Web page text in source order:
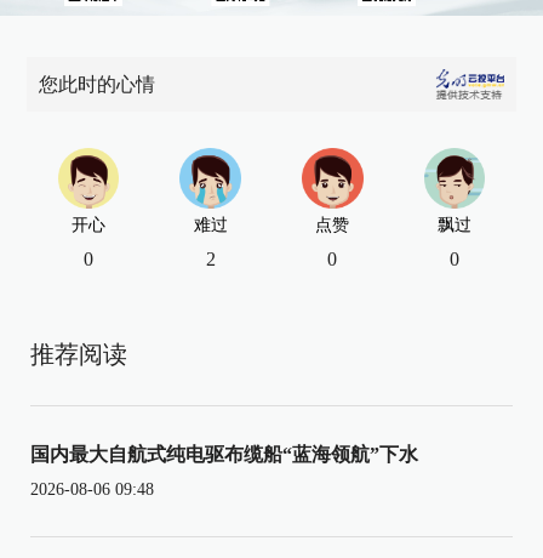
您此时的心情
开心
0
难过
2
点赞
0
飘过
0
推荐阅读
国内最大自航式纯电驱布缆船“蓝海领航”下水
2026-08-06 09:48